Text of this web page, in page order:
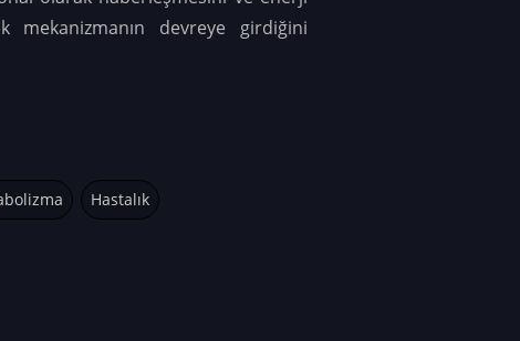
mekanizmanın devreye girdiğini
Hastalık